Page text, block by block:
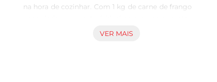
na hora de cozinhar. Com 1 kg de carne de frango
que agradam a toda a família, desde assados
VER MAIS